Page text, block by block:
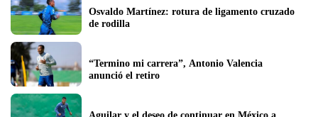
Osvaldo Martínez: rotura de ligamento cruzado
de rodilla
“Termino mi carrera”, Antonio Valencia
anunció el retiro